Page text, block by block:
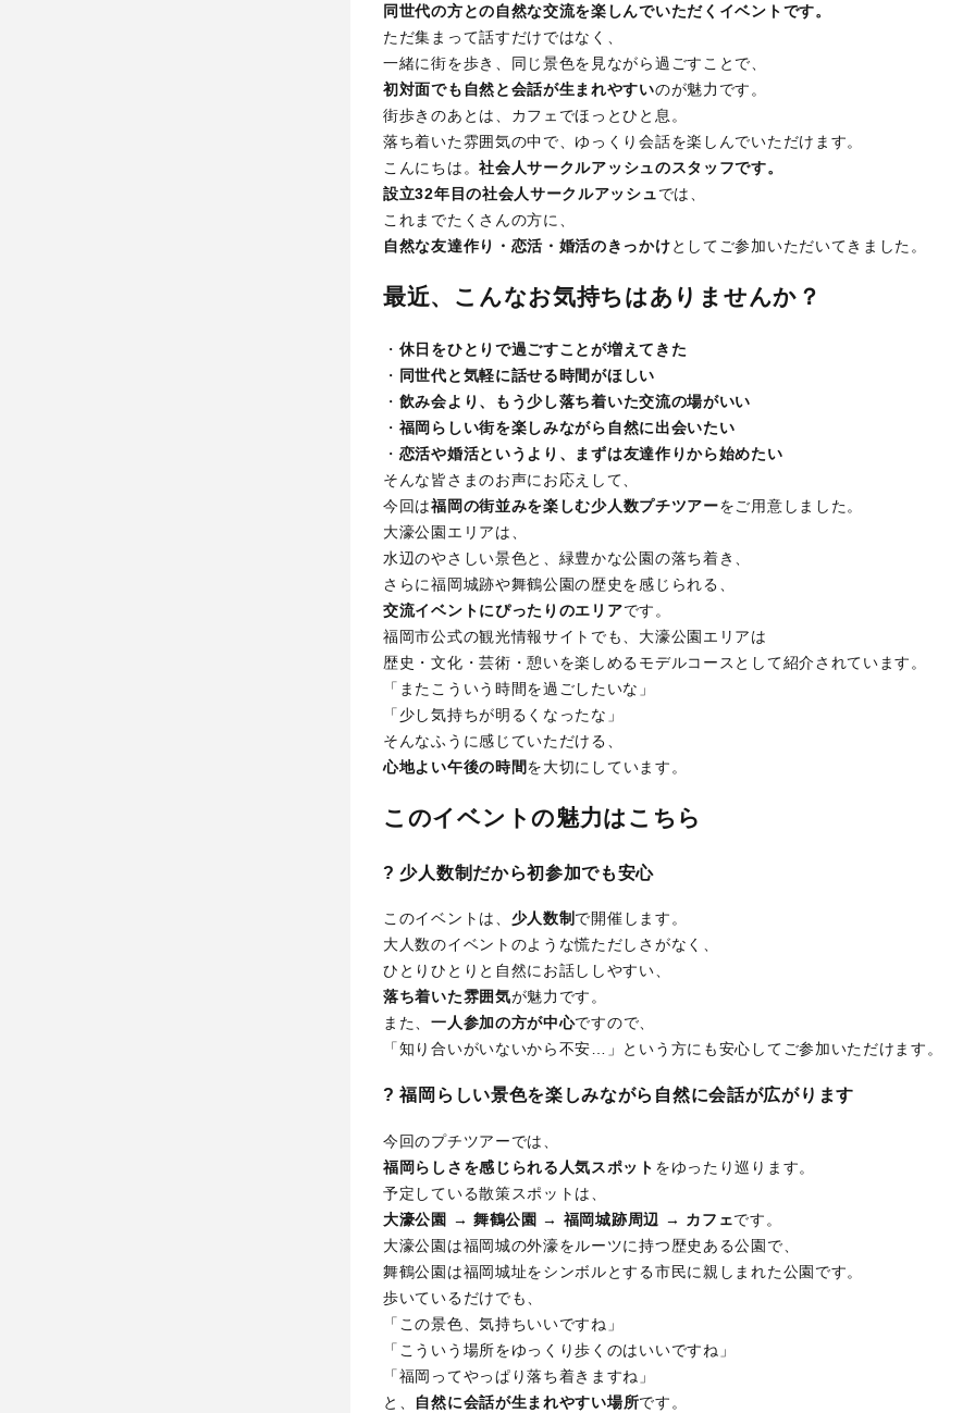
同世代の方との自然な交流を楽しんでいただくイベントです。
ただ集まって話すだけではなく、
一緒に街を歩き、同じ景色を見ながら過ごすことで、
初対面でも自然と会話が生まれやすいのが魅力です。
街歩きのあとは、カフェでほっとひと息。
落ち着いた雰囲気の中で、ゆっくり会話を楽しんでいただけます。
こんにちは。社会人サークルアッシュのスタッフです。
設立32年目の社会人サークルアッシュでは、
これまでたくさんの方に、
自然な友達作り・恋活・婚活のきっかけとしてご参加いただいてきました。
最近、こんなお気持ちはありませんか？
・ 休日をひとりで過ごすことが増えてきた
・ 同世代と気軽に話せる時間がほしい
・ 飲み会より、もう少し落ち着いた交流の場がいい
・ 福岡らしい街を楽しみながら自然に出会いたい
・ 恋活や婚活というより、まずは友達作りから始めたい
そんな皆さまのお声にお応えして、
今回は福岡の街並みを楽しむ少人数プチツアーをご用意しました。
大濠公園エリアは、
水辺のやさしい景色と、緑豊かな公園の落ち着き、
さらに福岡城跡や舞鶴公園の歴史を感じられる、
交流イベントにぴったりのエリアです。
福岡市公式の観光情報サイトでも、大濠公園エリアは
歴史・文化・芸術・憩いを楽しめるモデルコースとして紹介されています。
「またこういう時間を過ごしたいな」
「少し気持ちが明るくなったな」
そんなふうに感じていただける、
心地よい午後の時間を大切にしています。
このイベントの魅力はこちら
? 少人数制だから初参加でも安心
このイベントは、 少人数制 で開催します。
大人数のイベントのような慌ただしさがなく、
ひとりひとりと自然にお話ししやすい、
落ち着いた雰囲気が魅力です。
また、一人参加の方が中心ですので、
「知り合いがいないから不安…」という方にも安心してご参加いただけます。
? 福岡らしい景色を楽しみながら自然に会話が広がります
今回のプチツアーでは、
福岡らしさを感じられる人気スポット をゆったり巡ります。
予定している散策スポットは、
大濠公園 → 舞鶴公園 → 福岡城跡周辺 → カフェです。
大濠公園は福岡城の外濠をルーツに持つ歴史ある公園で、
舞鶴公園は福岡城址をシンボルとする市民に親しまれた公園です。
歩いているだけでも、
「この景色、気持ちいいですね」
「こういう場所をゆっくり歩くのはいいですね」
「福岡ってやっぱり落ち着きますね」
と、 自然に会話が生まれやすい場所です。